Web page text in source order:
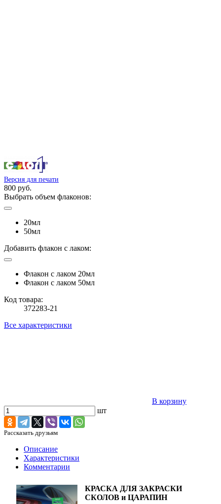
Версия для печати
800 руб.
Выбрать объем флаконов:
20мл
50мл
Добавить флакон с лаком:
Флакон с лаком 20мл
Флакон с лаком 50мл
Код товара:
372283-21
Все характеристики
В корзину
шт
Рассказать друзьям
Описание
Характеристики
Комментарии
КРАСКА ДЛЯ ЗАКРАСКИ
СКОЛОВ и ЦАРАПИН